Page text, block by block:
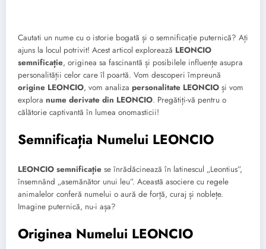
Cautati un nume cu o istorie bogată și o semnificație puternică? Ați
ajuns la locul potrivit! Acest articol explorează LEONCIO
semnificație, originea sa fascinantă și posibilele influențe asupra
personalității celor care îl poartă. Vom descoperi împreună
origine LEONCIO, vom analiza personalitate LEONCIO și vom
explora nume derivate din LEONCIO. Pregătiți-vă pentru o
călătorie captivantă în lumea onomasticii!
Semnificația Numelui LEONCIO
LEONCIO semnificație se înrădăcinează în latinescul „Leontius”,
însemnând „asemănător unui leu”. Această asociere cu regele
animalelor conferă numelui o aură de forță, curaj și noblețe.
Imagine puternică, nu-i așa?
Originea Numelui LEONCIO